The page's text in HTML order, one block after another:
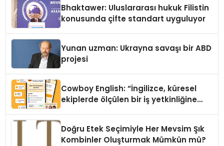
Bhaktawer: Uluslararası hukuk Filistin
konusunda çifte standart uyguluyor
Yunan uzman: Ukrayna savaşı bir ABD
projesi
Cowboy English: “İngilizce, küresel
ekiplerde ölçülen bir iş yetkinliğine
Doğru Etek Seçimiyle Her Mevsim Şık
Kombinler Oluşturmak Mümkün mü?